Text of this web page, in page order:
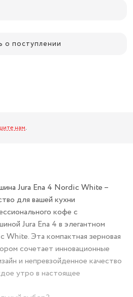
о поступлении
нам.
Jura Ena 4 Nordic White –
для вашей кухни
кофе с
Jura Ena 4 в элегантном
Эта компактная зерновая
сочетает инновационные
и непревзойденное качество
утро в настоящее